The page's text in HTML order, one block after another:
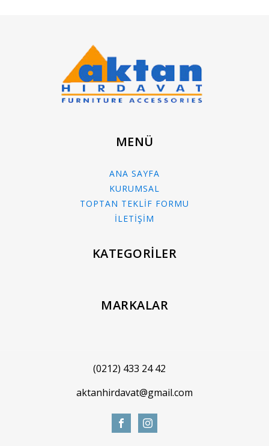
MENÜ
ANA SAYFA
KURUMSAL
TOPTAN TEKLİF FORMU
İLETİŞİM
KATEGORİLER
MARKALAR
(0212) 433 24 42
aktanhirdavat@gmail.com